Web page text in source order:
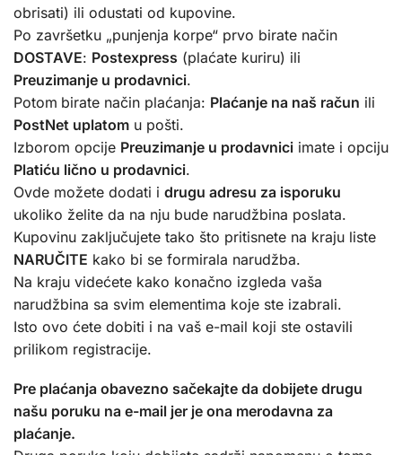
obrisati) ili odustati od kupovine.
Po završetku „punjenja korpe“ prvo birate način
DOSTAVE: Postexpress (plaćate kuriru) ili
Preuzimanje u prodavnici.
Potom birate način plaćanja: Plaćanje na naš račun ili
PostNet uplatom u pošti.
Izborom opcije Preuzimanje u prodavnici imate i opciju
Platiću lično u prodavnici.
Ovde možete dodati i drugu adresu za isporuku
ukoliko želite da na nju bude narudžbina poslata.
Kupovinu zaključujete tako što pritisnete na kraju liste
NARUČITE kako bi se formirala narudžba.
Na kraju videćete kako konačno izgleda vaša
narudžbina sa svim elementima koje ste izabrali.
Isto ovo ćete dobiti i na vaš e-mail koji ste ostavili
prilikom registracije.
Pre plaćanja obavezno sačekajte da dobijete drugu
našu poruku na e-mail jer je ona merodavna za
plaćanje.